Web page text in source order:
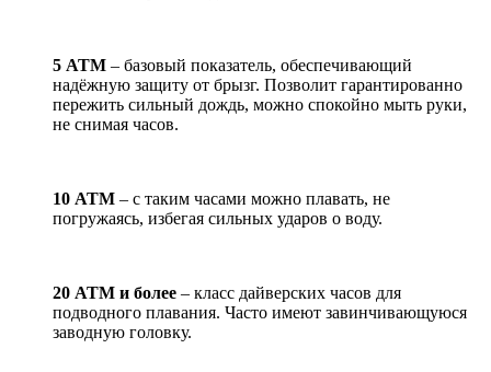
5 АТМ – базовый показатель, обеспечивающий
надёжную защиту от брызг. Позволит гарантированно
пережить сильный дождь, можно спокойно мыть руки,
не снимая часов.
10 АТМ – с таким часами можно плавать, не
погружаясь, избегая сильных ударов о воду.
20 АТМ и более – класс дайверских часов для
подводного плавания. Часто имеют завинчивающуюся
заводную головку.